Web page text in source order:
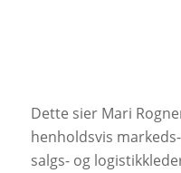
Dette sier Mari
henholdsvis
salgs- og